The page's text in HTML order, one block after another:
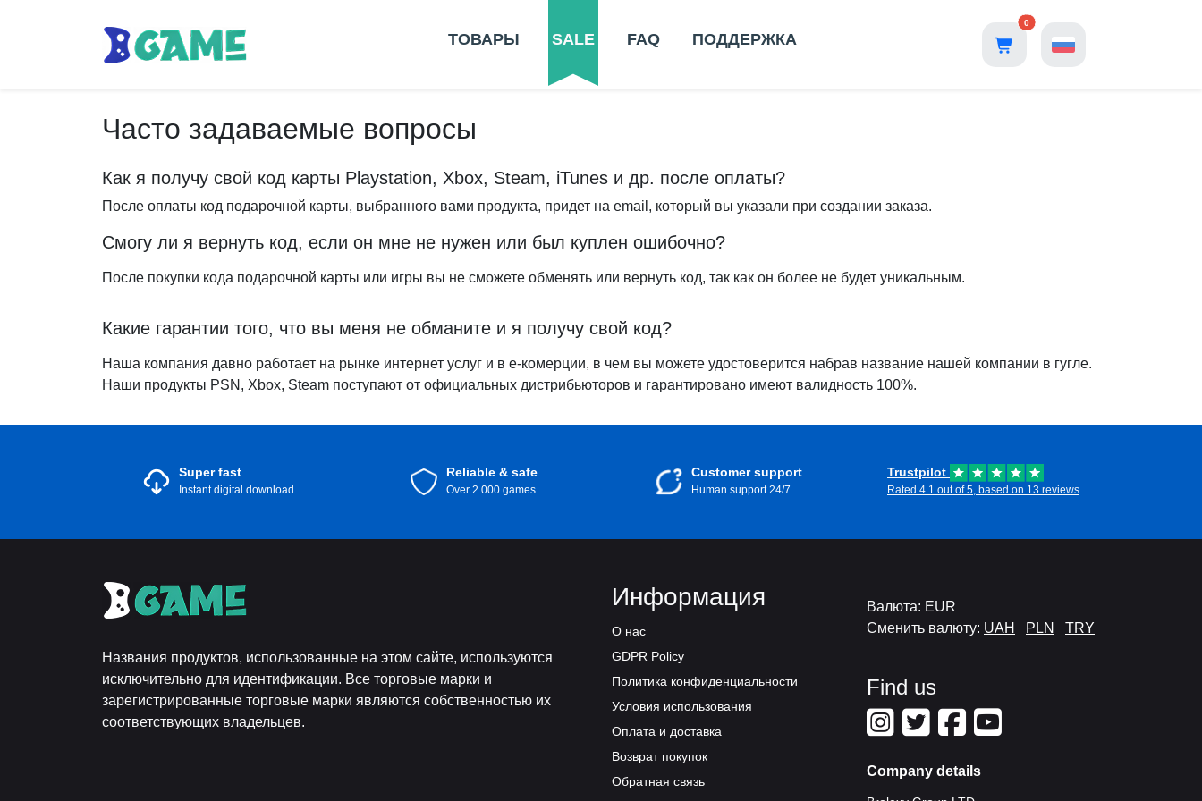
ТОВАРЫ SALE FAQ ПОДДЕРЖКА
0
Часто задаваемые вопросы
Как я получу свой код карты Playstation, Xbox, Steam, iTunes и др. после оплаты?
После оплаты код подарочной карты, выбранного вами продукта, придет на email, который вы указали при создании заказа.
Смогу ли я вернуть код, если он мне не нужен или был куплен ошибочно?
После покупки кода подарочной карты или игры вы не сможете обменять или вернуть код, так как он более не будет уникальным.
Какие гарантии того, что вы меня не обманите и я получу свой код?
Наша компания давно работает на рынке интернет услуг и в е-комерции, в чем вы можете удостоверится набрав название нашей компании в гугле.
Наши продукты PSN, Xbox, Steam поступают от официальных дистрибьюторов и гарантировано имеют валидность 100%.
Super fast
Instant digital download
Reliable & safe
Over 2.000 games
Customer support
Human support 24/7
Trustpilot
Rated 4.1 out of 5, based on 13 reviews
Названия продуктов, использованные на этом сайте, используются
исключительно для идентификации. Все торговые марки и
зарегистрированные торговые марки являются собственностью их
соответствующих владельцев.
Информация
О нас
GDPR Policy
Политика конфиденциальности
Условия использования
Оплата и доставка
Возврат покупок
Обратная связь
Валюта: EUR
Сменить валюту: UAH PLN TRY
Find us
Company details